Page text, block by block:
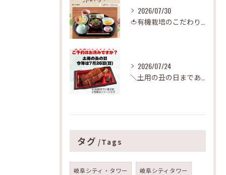
2026/07/30
2026/07/24
タグ Tags
岐阜シティ・タワー 岐阜シティタワー